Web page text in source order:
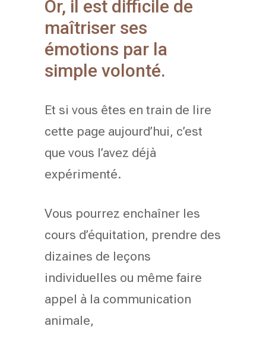
Or, il est difficile de
maîtriser ses
émotions par la
simple volonté.
Et si vous êtes en train de lire
cette page aujourd’hui, c’est
que vous l’avez déjà
expérimenté.
Vous pourrez enchaîner les
cours d’équitation, prendre des
dizaines de leçons
individuelles ou même faire
appel à la communication
animale,